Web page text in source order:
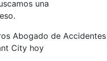
una
Abogado de Accidentes
City hoy